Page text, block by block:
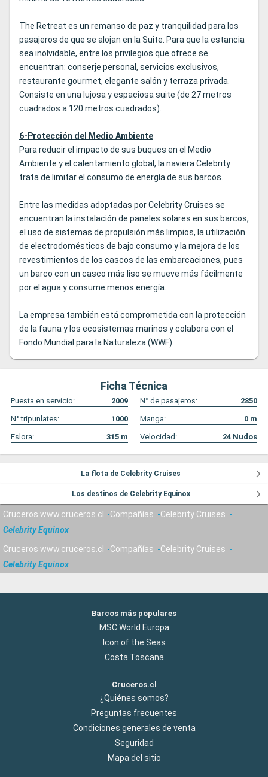
The Retreat es un remanso de paz y tranquilidad para los
pasajeros de que se alojan en la Suite. Para que la estancia
sea inolvidable, entre los privilegios que ofrece se
encuentran: conserje personal, servicios exclusivos,
restaurante gourmet, elegante salón y terraza privada.
Consiste en una lujosa y espaciosa suite (de 27 metros
cuadrados a 120 metros cuadrados).
6-Protección del Medio Ambiente
Para reducir el impacto de sus buques en el Medio
Ambiente y el calentamiento global, la naviera Celebrity
trata de limitar el consumo de energía de sus barcos.
Entre las medidas adoptadas por Celebrity Cruises se
encuentran la instalación de paneles solares en sus barcos,
el uso de sistemas de propulsión más limpios, la utilización
de electrodomésticos de bajo consumo y la mejora de los
revestimientos de los cascos de las embarcaciones, pues
un barco con un casco más liso se mueve más fácilmente
por el agua y consume menos energía.
La empresa también está comprometida con la protección
de la fauna y los ecosistemas marinos y colabora con el
Fondo Mundial para la Naturaleza (WWF).
Ficha Técnica
Puesta en servicio: 2009 N° de pasajeros:
2850
N° tripunlates:
1000 Manga: 0 m
Eslora:
315 m Velocidad: 24 Nudos
La flota de Celebrity Cruises
Los destinos de Celebrity Equinox
Cruceros www.cruceros.cl Compañías
Celebrity Cruises
Celebrity Equinox
Cruceros www.cruceros.cl Compañías
Celebrity Cruises
Celebrity Equinox
Barcos más populares
MSC World Europa
Icon of the Seas
Costa Toscana
Cruceros.cl
¿Quiénes somos?
Preguntas frecuentes
Condiciones generales de venta
Seguridad
Mapa del sitio